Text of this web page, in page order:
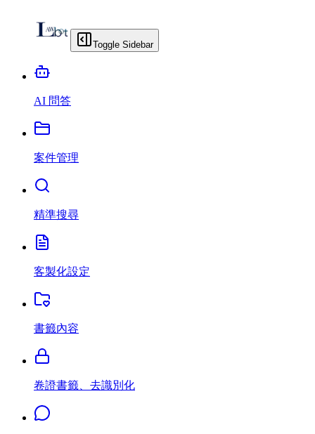
Toggle Sidebar
AI 問答
案件管理
精準搜尋
客製化設定
書籤內容
卷證書籤、去識別化